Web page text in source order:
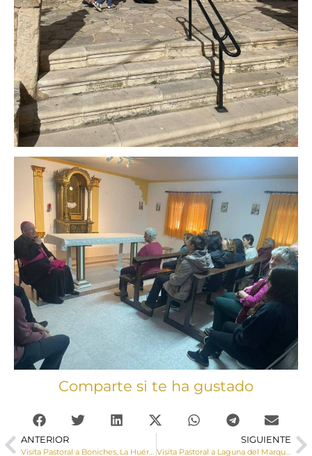
Comparte si te ha gustado
ANTERIOR SIGUIENTE
Visita Pastoral a Laguna del Marquesado, Huerta del Marquesado y Campillos-Sierra